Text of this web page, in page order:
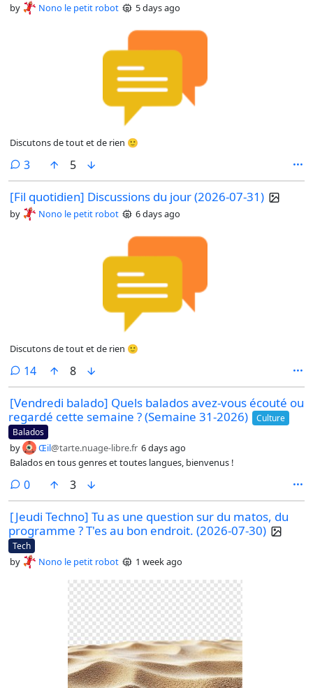
by Nono le petit robot 5 days ago
Discutons de tout et de rien 🙂
3comments
5
[Fil quotidien] Discussions du jour (2026-07-31)
by Nono le petit robot 6 days ago
Discutons de tout et de rien 🙂
14comments
8
[Vendredi balado] Quels balados avez-vous écouté ou
regardé cette semaine ? (Semaine 31-2026)
Culture
Balados
by Œil@tarte.nuage-libre.fr 6 days ago
Balados en tous genres et toutes langues, bienvenus !
0comments
3
[Jeudi Techno] Tu as une question sur du matos, du
programme ? T'es au bon endroit. (2026-07-30)
Tech
by Nono le petit robot 1 week ago